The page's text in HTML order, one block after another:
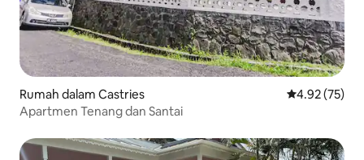
Rumah dalam Castries Penarafan
4.92 (75)
Apartmen Tenang dan Santai